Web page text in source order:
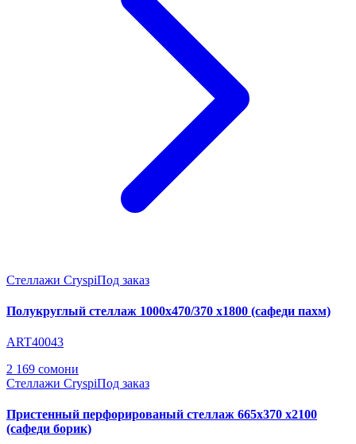
Стеллажи CryspiПод заказ
Полукруглый стеллаж 1000х470/370 х1800 (сафеди пахм)
ART40043
2 169 сомони
Стеллажи CryspiПод заказ
Пристенный перфорированый стеллаж 665х370 х2100
(сафеди борик)